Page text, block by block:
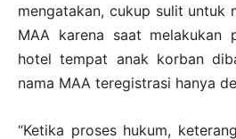
mengatakan, cukup sulit untuk
MAA karena saat melakukan
hotel tempat anak korban
nama MAA teregistrasi hanya
“Ketika proses hukum,